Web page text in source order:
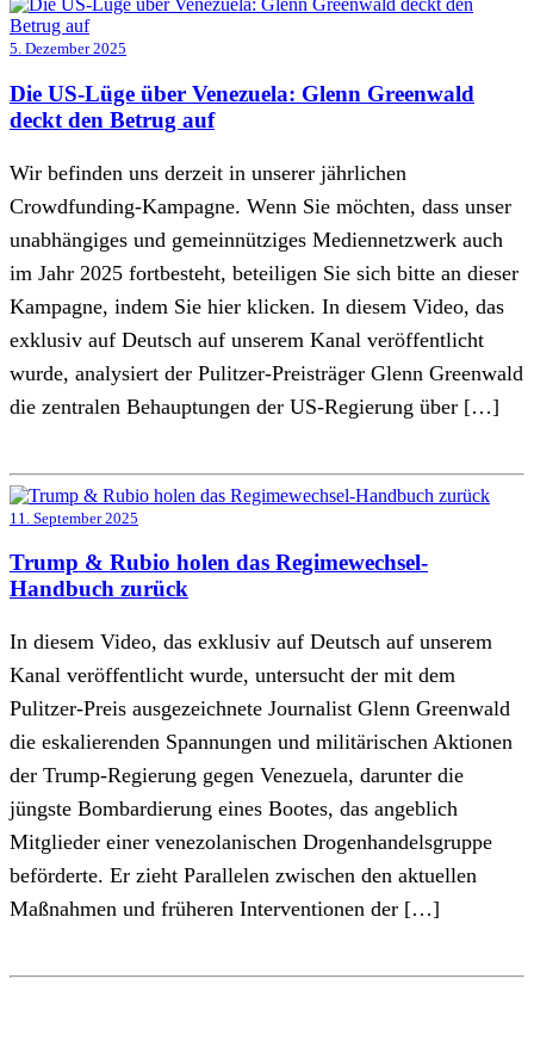
5. Dezember 2025
Die US-Lüge über Venezuela: Glenn Greenwald
deckt den Betrug auf
Wir befinden uns derzeit in unserer jährlichen
Crowdfunding-Kampagne. Wenn Sie möchten, dass unser
unabhängiges und gemeinnütziges Mediennetzwerk auch
im Jahr 2025 fortbesteht, beteiligen Sie sich bitte an dieser
Kampagne, indem Sie hier klicken. In diesem Video, das
exklusiv auf Deutsch auf unserem Kanal veröffentlicht
wurde, analysiert der Pulitzer-Preisträger Glenn Greenwald
die zentralen Behauptungen der US-Regierung über […]
11. September 2025
Trump & Rubio holen das Regimewechsel-
Handbuch zurück
In diesem Video, das exklusiv auf Deutsch auf unserem
Kanal veröffentlicht wurde, untersucht der mit dem
Pulitzer-Preis ausgezeichnete Journalist Glenn Greenwald
die eskalierenden Spannungen und militärischen Aktionen
der Trump-Regierung gegen Venezuela, darunter die
jüngste Bombardierung eines Bootes, das angeblich
Mitglieder einer venezolanischen Drogenhandelsgruppe
beförderte. Er zieht Parallelen zwischen den aktuellen
Maßnahmen und früheren Interventionen der […]